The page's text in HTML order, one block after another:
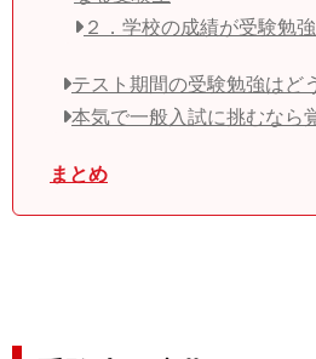
２．学校の成績が受験勉
テスト期間の受験勉強はど
本気で一般入試に挑むなら
まとめ